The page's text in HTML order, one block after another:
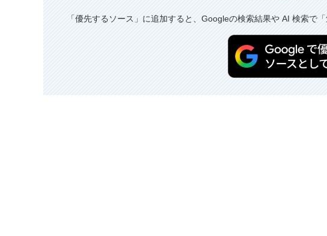
「優先するソース」に追加すると、Googleの検索結果や AI 検索で